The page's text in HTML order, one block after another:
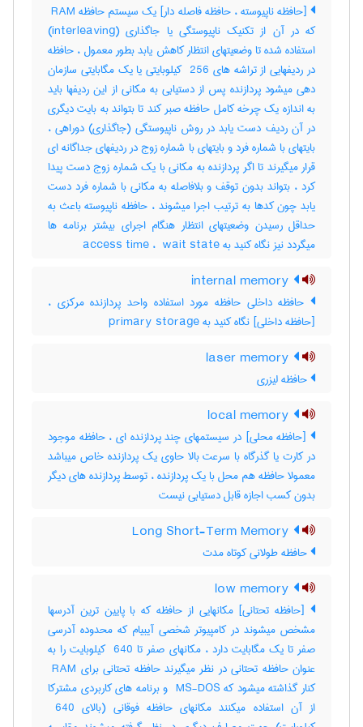
[حافظه ناپیوسته ، حافظه فاصله دار] یک سیستم حافظه ‎ RAM
که در آن از تکنیک ناپیوستگی یا جاگذاری (‎interleaving)
استفاده شده تا وضعیتهای انتظار کاهش یابد بطور معمول ، حافظه
در ردیفهایی از تراشه های ‎ 256 کیلوبایتی یا یک مگابایتی سازمان
دهی میشود پردازنده پس از دستیابی به مکانی از این ردیفها باید
به اندازه یک چرخه کامل حافظه صبر کند تا بتواند به بایت دیگری
در آن ردیف دست یابد در روش ناپیوستگی (جاگذاری) دوراهی ،
بایتهای با شماره فرد و بایتهای با شماره زوج در ردیفهای جداگانه ای
قرار میگیرند تا اگر پردازنده به مکانی با یک شماره زوج دست پیدا
کرد ، بتواند بدون توقف و بلافاصله به مکانی با شماره فرد دست
یابد چون کدها به ترتیب اجرا میشوند ، حافظه ناپیوسته باعث به
حداقل رسیدن وضعیتهای انتظار هنگام اجرای بیشتر برنامه ها
میگردد نیز نگاه کنید به ‎ access time ، ‎ wait state
حافظه داخلی حافظه مورد استفاده واحد پردازنده مرکزی ،
[حافظه داخلی] نگاه کنید به ‎ primary storage
حافظه لیزری
[حافظه محلی] در سیستمهای چند پردازنده ای ، حافظه موجود
در کارت یا گذرگاه با سرعت بالا حاوی یک پردازنده خاص میباشد
معمولا حافظه هم محل با یک پردازنده ، توسط پردازنده های دیگر
بدون کسب اجازه قابل دستیابی نیست
حافظه طولانی کوتاه مدت
[حافظه تحتانی] مکانهایی از حافظه که با پایین ترین آدرسها
مشخص میشوند در کامپیوتر شخصی آیبیام که محدوده آدرسی
صفر تا یک مگابایت دارد ، مکانهای صفر تا ‎ 640 کیلوبایت را به
عنوان حافظه تحتانی در نظر میگیرند حافظه تحتانی برای ‎ RAM
کنار گذاشته میشود که ‎ MS-DOS و برنامه های کاربردی مشترکا
از آن استفاده میکنند مکانهای حافظه فوقانی (بالای ‎ 640